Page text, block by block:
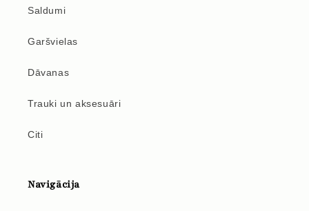
Saldumi
Garšvielas
Dāvanas
Trauki un aksesuāri
Citi
Navigācija